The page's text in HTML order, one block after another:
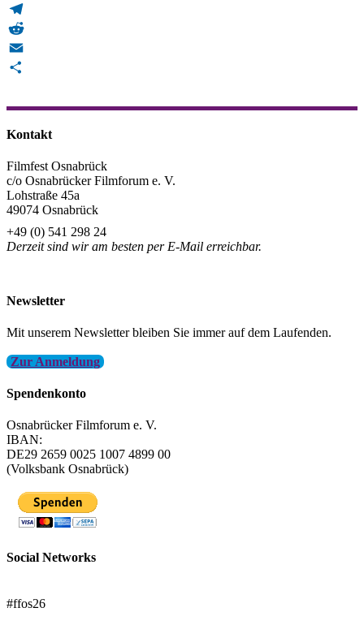
WhatsApp
Telegram
Reddit
Email
Kontakt
Filmfest Osnabrück
c/o Osnabrücker Filmforum e. V.
Lohstraße 45a
49074 Osnabrück
+49 (0) 541 298 24
Derzeit sind wir am besten per E-Mail erreichbar.
Newsletter
Mit unserem Newsletter bleiben Sie immer auf dem Laufenden.
Zur Anmeldung
Spendenkonto
Osnabrücker Filmforum e. V.
IBAN:
DE29 2659 0025 1007 4899 00
(Volksbank Osnabrück)
Social Networks
#ffos26